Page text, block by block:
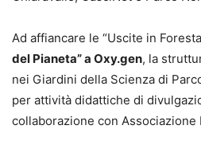
Ad affiancare le “Uscite in
del Pianeta” a Oxy.gen, la
nei Giardini della Scienza di
per attività didattiche di
collaborazione con Associazione